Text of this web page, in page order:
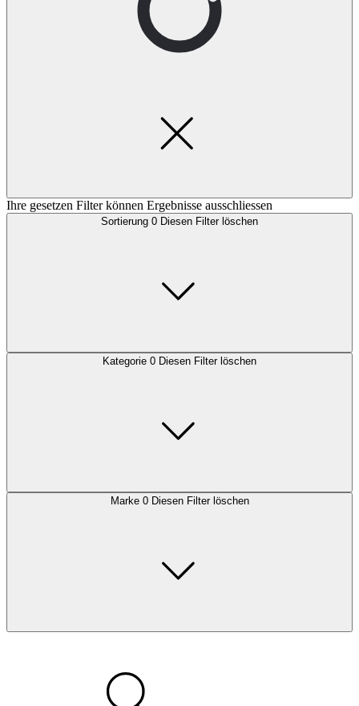
Ihre gesetzen Filter können Ergebnisse ausschliessen
Sortierung 0 Diesen Filter löschen
Kategorie 0 Diesen Filter löschen
Marke 0 Diesen Filter löschen